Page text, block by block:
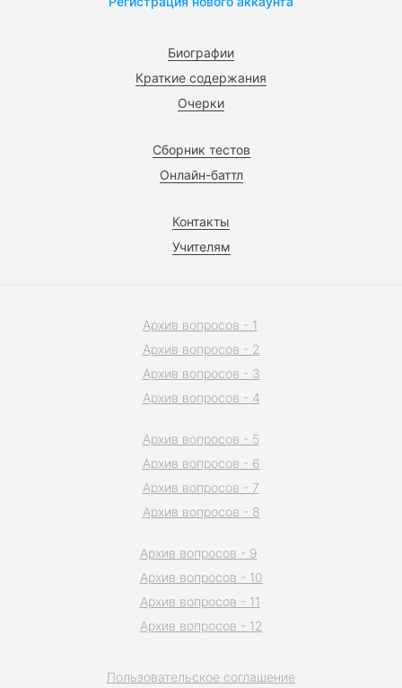
Биографии
Краткие содержания
Очерки
Сборник тестов
Онлайн-баттл
Контакты
Учителям
Пользовательское соглашение
Архив вопросов - 1
Архив вопросов - 2
Архив вопросов - 3
Архив вопросов - 4
Архив вопросов - 5
Архив вопросов - 6
Архив вопросов - 7
Архив вопросов - 8
Архив вопросов - 9
Архив вопросов - 10
Архив вопросов - 11
Архив вопросов - 12